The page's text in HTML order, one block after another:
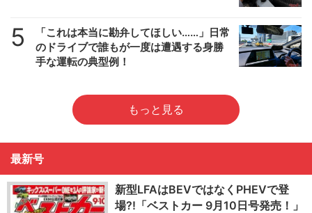
5
「これは本当に勘弁してほしい……」日常
のドライブで誰もが一度は遭遇する身勝
手な運転の典型例！
もっと見る
最新号
新型LFAはBEVではなくPHEVで登
場?!「ベストカー 9月10日号発売！」